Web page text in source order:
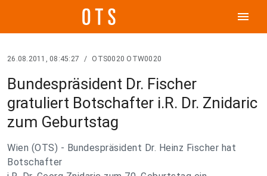
menu
26.08.2011, 08:45:27 / OTS0020 OTW0020
Bundespräsident Dr. Fischer
gratuliert Botschafter i.R. Dr. Znidaric
zum Geburtstag
Wien (OTS) - Bundespräsident Dr. Heinz Fischer hat
Botschafter